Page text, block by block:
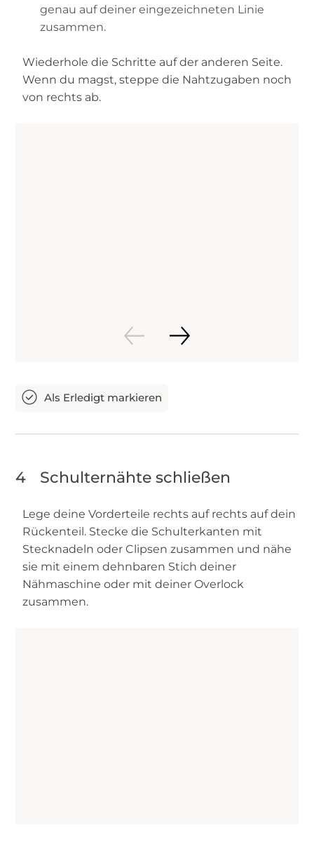
genau auf deiner eingezeichneten Linie
zusammen.
Wiederhole die Schritte auf der anderen Seite.
Wenn du magst, steppe die Nahtzugaben noch
von rechts ab.
4 Schulternähte schließen
Lege deine Vorderteile rechts auf rechts auf dein
Rückenteil. Stecke die Schulterkanten mit
Stecknadeln oder Clipsen zusammen und nähe
sie mit einem dehnbaren Stich deiner
Nähmaschine oder mit deiner Overlock
zusammen.